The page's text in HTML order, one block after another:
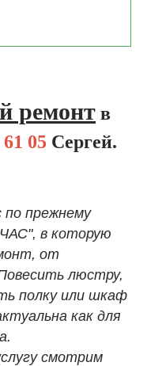
ремонт в
05 Сергей.
по прежнему
в которую
от
люстру,
полку или шкаф
как для
смотрим